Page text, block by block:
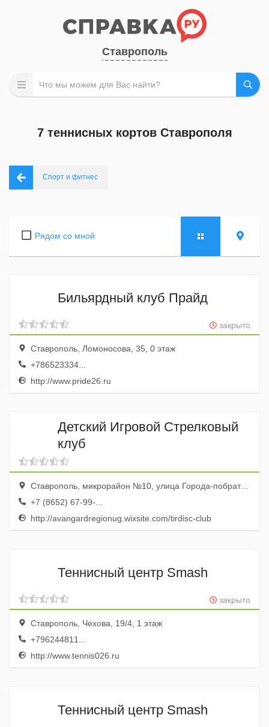
Ставрополь
7 теннисных кортов Ставрополя
Спорт и фитнес
Рядом со мной
Бильярдный клуб Прайд
закрыто
Ставрополь, Ломоносова, 35, 0 этаж
+786523334...
http://www.pride26.ru
Детский Игровой Стрелковый
клуб
Ставрополь, микрорайон №10, улица Города-побратима Безье, 12А
+7 (8652) 67-99-...
http://avangardregionug.wixsite.com/tirdisc-club
Теннисный центр Smash
закрыто
Ставрополь, Чехова, 19/4, 1 этаж
+796244811...
http://www.tennis026.ru
Теннисный центр Smash